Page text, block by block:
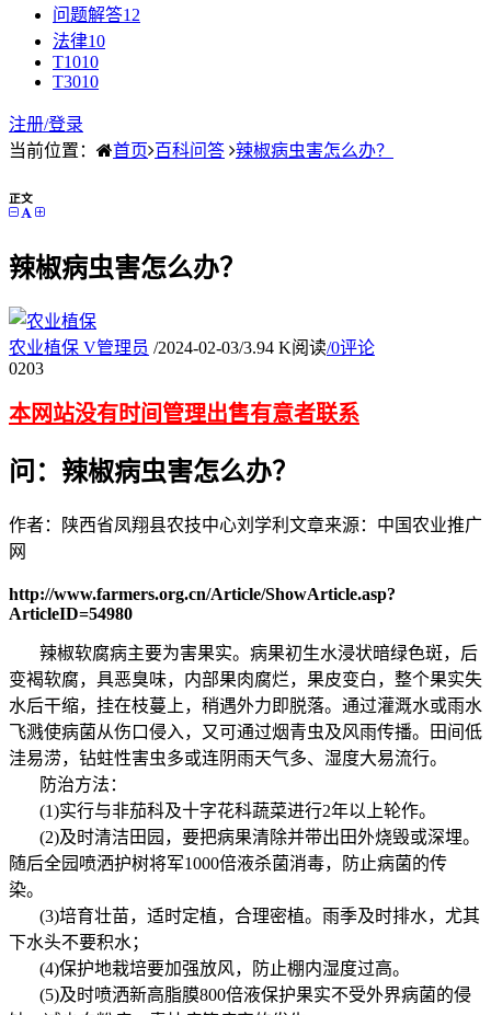
问题解答12
法律10
T1010
T3010
注册/登录
当前位置：
首页 百科问答 辣椒病虫害怎么办？
正文
辣椒病虫害怎么办？
农业植保 V管理员 /2024-02-03/3.94 K阅读/0评论
0203
本网站没有时间管理出售有意者联系
问：辣椒病虫害怎么办？
作者：陕西省凤翔县农技中心刘学利文章来源：中国农业推广
网
http://www.farmers.org.cn/Article/ShowArticle.asp?
ArticleID=54980
辣椒软腐病主要为害果实。病果初生水浸状暗绿色斑，后
变褐软腐，具恶臭味，内部果肉腐烂，果皮变白，整个果实失
水后干缩，挂在枝蔓上，稍遇外力即脱落。通过灌溉水或雨水
飞溅使病菌从伤口侵入，又可通过烟青虫及风雨传播。田间低
洼易涝，钻蛀性害虫多或连阴雨天气多、湿度大易流行。
防治方法：
(1)实行与非茄科及十字花科蔬菜进行2年以上轮作。
(2)及时清洁田园，要把病果清除并带出田外烧毁或深埋。
随后全园喷洒护树将军1000倍液杀菌消毒，防止病菌的传
染。
(3)培育壮苗，适时定植，合理密植。雨季及时排水，尤其
下水头不要积水；
(4)保护地栽培要加强放风，防止棚内湿度过高。
(5)及时喷洒新高脂膜800倍液保护果实不受外界病菌的侵